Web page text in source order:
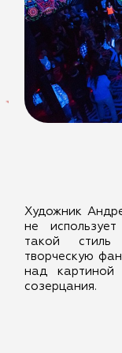
Художник
не
такой стиль
творческую
над картиной
созерцания.